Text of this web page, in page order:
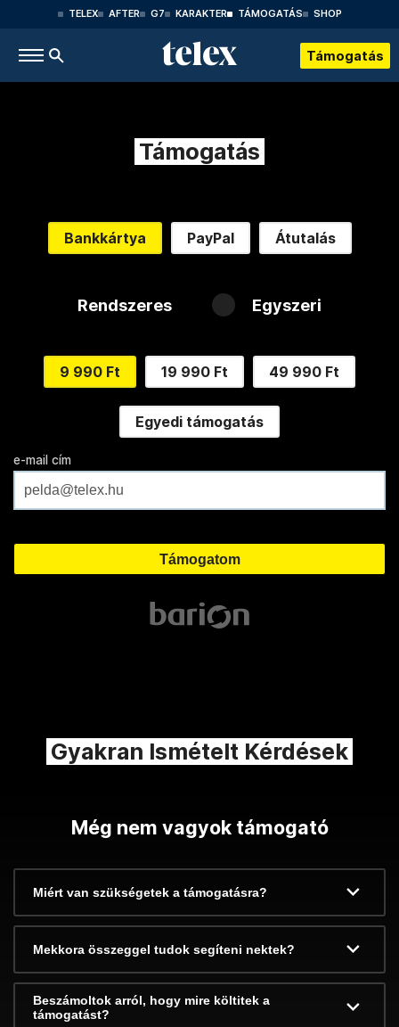
TELEX AFTER G7 KARAKTER TÁMOGATÁS SHOP
Támogatás
Támogatás
Bankkártya PayPal Átutalás
Rendszeres Egyszeri
9 990 Ft 19 990 Ft 49 990 Ft
Egyedi támogatás
e-mail cím
Gyakran Ismételt Kérdések
Még nem vagyok támogató
Miért van szükségetek a támogatásra?
Mekkora összeggel tudok segíteni nektek?
Beszámoltok arról, hogy mire költitek a
támogatást?